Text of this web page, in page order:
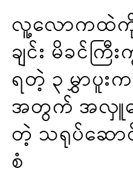
လူ့လောကထဲကို ရ
ချင်း မိခင်က
ရတဲ့ ၃ မွှာပူး
အတွက် အလှူငွေ
တဲ့ သရုပ်ဆော
စံ